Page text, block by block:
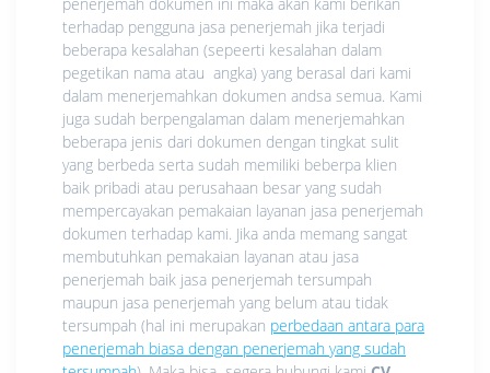
terhadap pengguna jasa penerjemah jika terjadi
beberapa kesalahan (sepeerti kesalahan dalam
pegetikan nama atau angka) yang berasal dari kami
dalam menerjemahkan dokumen andsa semua. Kami
juga sudah berpengalaman dalam menerjemahkan
beberapa jenis dari dokumen dengan tingkat sulit
yang berbeda serta sudah memiliki beberpa klien
baik pribadi atau perusahaan besar yang sudah
mempercayakan pemakaian layanan jasa penerjemah
dokumen terhadap kami. Jika anda memang sangat
membutuhkan pemakaian layanan atau jasa
penerjemah baik jasa penerjemah tersumpah
maupun jasa penerjemah yang belum atau tidak
tersumpah (hal ini merupakan perbedaan antara para
penerjemah biasa dengan penerjemah yang sudah